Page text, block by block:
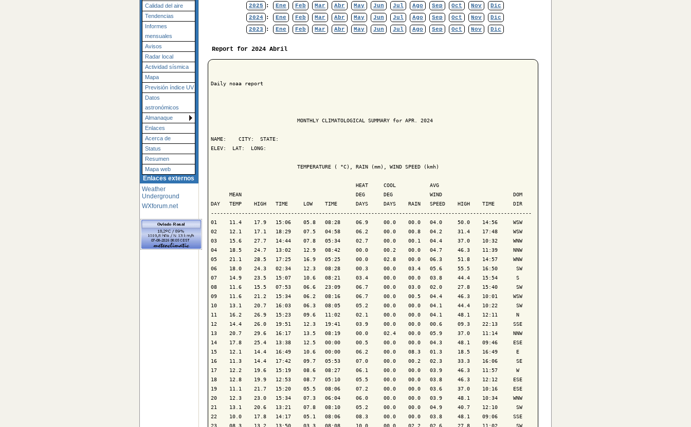
Calidad del aire
Tendencias
Informes
mensuales
Avisos
Radar local
Actividad sísmica
Mapa
Previsión índice UV
Datos
astronómicos
Almanaque
Enlaces
Acerca de
Status
Resumen
Mapa web
Enlaces externos
Weather
Underground
WXforum.net
2025
: Ene Feb Mar Abr May Jun Jul Ago Sep Oct Nov
Dic
2024 : Ene Feb Mar Abr May Jun Jul Ago Sep Oct Nov
Dic
2023
: Ene Feb Mar Abr May Jun Jul Ago Sep Oct Nov Dic
Report for 2024 Abril
Daily noaa report
                            MONTHLY CLIMATOLOGICAL SUMMARY for APR. 2024
NAME:    CITY:  STATE:
ELEV:  LAT:  LONG:
                            TEMPERATURE ( °C), RAIN (mm), WIND SPEED (kmh)
                                               HEAT     COOL           AVG
      MEAN                                     DEG      DEG            WIND                       DOM
DAY   TEMP    HIGH   TIME     LOW    TIME      DAYS     DAYS    RAIN   SPEED    HIGH    TIME      DIR
--------------------------------------------------------------------------------------------------------
01    11.4    17.9   15:06    05.8   08:28     06.9     00.0    00.0   04.0     50.0    14:56     WSW
02    12.1    17.1   18:29    07.5   04:58     06.2     00.0    00.8   04.2     31.4    17:48     WSW
03    15.6    27.7   14:44    07.8   05:34     02.7     00.0    00.1   04.4     37.0    10:32     WNW
04    18.5    24.7   13:02    12.9   08:42     00.0     00.2    00.0   04.7     46.3    11:39     NNW
05    21.1    28.5   17:25    16.9   05:25     00.0     02.8    00.0   06.3     51.8    14:57     WNW
06    18.0    24.3   02:34    12.3   08:28     00.3     00.0    03.4   05.6     55.5    16:50      SW
07    14.9    23.5   15:07    10.6   08:21     03.4     00.0    00.0   03.8     44.4    15:54      S
08    11.6    15.5   07:53    06.6   23:09     06.7     00.0    03.0   02.0     27.8    15:40      SW
09    11.6    21.2   15:34    06.2   08:16     06.7     00.0    00.5   04.4     46.3    10:01     WSW
10    13.1    20.7   16:03    06.3   08:05     05.2     00.0    00.0   04.1     44.4    10:22      SW
11    16.2    26.9   15:23    09.6   11:02     02.1     00.0    00.0   04.1     48.1    12:11      N
12    14.4    26.0   19:51    12.3   19:41     03.9     00.0    00.0   00.6     09.3    22:13     SSE
13    20.7    29.6   16:17    13.5   08:19     00.0     02.4    00.0   05.9     37.0    11:14     NNW
14    17.8    25.4   13:38    12.5   00:00     00.5     00.0    00.0   04.3     48.1    09:46     ESE
15    12.1    14.4   16:49    10.6   00:00     06.2     00.0    08.3   01.3     18.5    16:49      E
16    11.3    14.4   17:42    09.7   05:53     07.0     00.0    00.2   02.3     33.3    16:06      SE
17    12.2    19.6   15:19    08.6   08:27     06.1     00.0    00.0   03.9     46.3    11:57      W
18    12.8    19.9   12:53    08.7   05:10     05.5     00.0    00.0   03.8     46.3    12:12     ESE
19    11.1    21.7   15:20    05.5   08:06     07.2     00.0    00.0   03.6     37.0    10:16     ESE
20    12.3    23.0   15:34    07.3   06:04     06.0     00.0    00.0   03.9     48.1    10:34     WNW
21    13.1    20.6   13:21    07.8   08:10     05.2     00.0    00.0   04.9     40.7    12:10      SW
22    10.0    17.8   14:17    05.1   08:06     08.3     00.0    00.0   03.8     48.1    09:06     SSE
23    08.3    13.2   13:50    03.3   08:08     10.0     00.0    02.2   02.6     27.8    11:02      SW